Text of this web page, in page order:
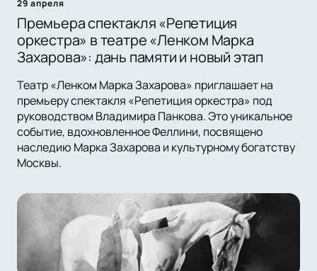
29 апреля
Премьера спектакля «Репетиция
оркестра» в театре «Ленком Марка
Захарова»: дань памяти и новый этап
Театр «Ленком Марка Захарова» приглашает на
премьеру спектакля «Репетиция оркестра» под
руководством Владимира Панкова. Это уникальное
событие, вдохновленное Феллини, посвящено
наследию Марка Захарова и культурному богатству
Москвы.